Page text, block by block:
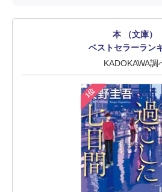
本 （文庫）
ベストセラーラン
KADOKAWA調
1位